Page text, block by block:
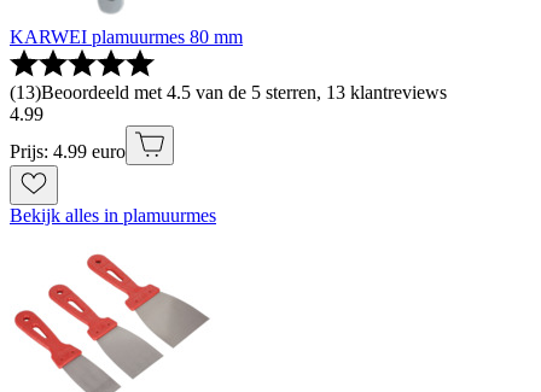
KARWEI plamuurmes 80 mm
(13)Beoordeeld met 4.5 van de 5 sterren, 13 klantreviews
4.99
Prijs: 4.99 euro
Bekijk alles in plamuurmes